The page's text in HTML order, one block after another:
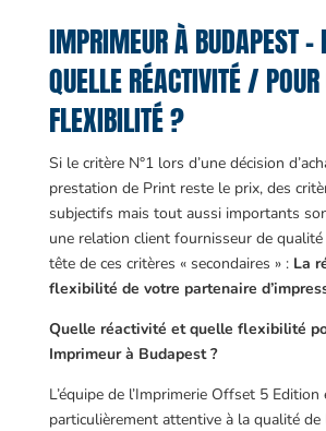
IMPRIMEUR À BUDAPEST –
QUELLE RÉACTIVITÉ /
FLEXIBILITÉ ?
Si le critère N°1 lors d’une décision
prestation de Print reste le prix, des
subjectifs mais tout aussi importants
une relation client fournisseur de
tête de ces critères « secondaires » : La
flexibilité de votre partenaire
Quelle réactivité et quelle flexibilité
Imprimeur à Budapest ?
L’équipe de l’Imprimerie Offset 5 Edition
particulièrement attentive à la qualité